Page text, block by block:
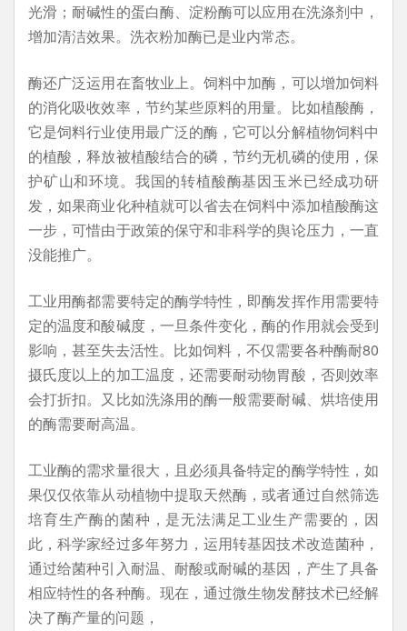
光滑；耐碱性的蛋白酶、淀粉酶可以应用在洗涤剂中，
增加清洁效果。洗衣粉加酶已是业内常态。
酶还广泛运用在畜牧业上。饲料中加酶，可以增加饲料
的消化吸收效率，节约某些原料的用量。比如植酸酶，
它是饲料行业使用最广泛的酶，它可以分解植物饲料中
的植酸，释放被植酸结合的磷，节约无机磷的使用，保
护矿山和环境。我国的转植酸酶基因玉米已经成功研
发，如果商业化种植就可以省去在饲料中添加植酸酶这
一步，可惜由于政策的保守和非科学的舆论压力，一直
没能推广。
工业用酶都需要特定的酶学特性，即酶发挥作用需要特
定的温度和酸碱度，一旦条件变化，酶的作用就会受到
影响，甚至失去活性。比如饲料，不仅需要各种酶耐80
摄氏度以上的加工温度，还需要耐动物胃酸，否则效率
会打折扣。又比如洗涤用的酶一般需要耐碱、烘培使用
的酶需要耐高温。
工业酶的需求量很大，且必须具备特定的酶学特性，如
果仅仅依靠从动植物中提取天然酶，或者通过自然筛选
培育生产酶的菌种，是无法满足工业生产需要的，因
此，科学家经过多年努力，运用转基因技术改造菌种，
通过给菌种引入耐温、耐酸或耐碱的基因，产生了具备
相应特性的各种酶。现在，通过微生物发酵技术已经解
决了酶产量的问题，